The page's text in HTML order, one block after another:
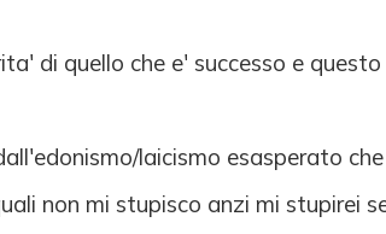
di quello che e' successo e
laicismo esasperato
non mi stupisco anzi mi stupirei